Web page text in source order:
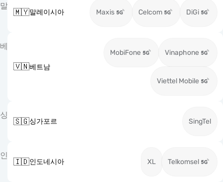
말
🇲🇾말레이시아 Maxis Celcom DiGi
베
🇻🇳베트남
MobiFone Vinaphone
Viettel Mobile
싱
🇸🇬싱가포르 SingTel
인
🇮🇩인도네시아 XL Telkomsel